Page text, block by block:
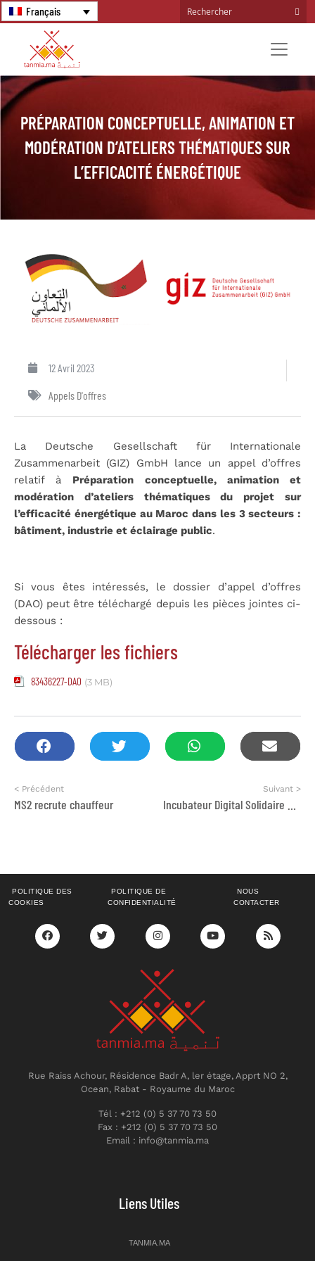
Français
PRÉPARATION CONCEPTUELLE, ANIMATION ET
MODÉRATION D’ATELIERS THÉMATIQUES SUR
L’EFFICACITÉ ÉNERGÉTIQUE
12 Avril 2023
Appels D'offres
La Deutsche Gesellschaft für Internationale
Zusammenarbeit (GIZ) GmbH lance un appel d’offres
relatif à Préparation conceptuelle, animation et
modération d’ateliers thématiques du projet sur
l’efficacité énergétique au Maroc dans les 3 secteurs :
bâtiment, industrie et éclairage public.
Si vous êtes intéressés, le dossier d’appel d’offres
(DAO) peut être téléchargé depuis les pièces jointes ci-
dessous :
Télécharger les fichiers
83436227-DAO (3 MB)
< Précédent
MS2 recrute chauffeur
Suivant >
POLITIQUE DES
COOKIES
POLITIQUE DE
CONFIDENTIALITÉ
NOUS
CONTACTER
Rue Raiss Achour, Résidence Badr A, ler étage, Apprt NO 2,
Ocean, Rabat - Royaume du Maroc
Tél : +212 (0) 5 37 70 73 50
Fax : +212 (0) 5 37 70 73 50
Email : info@tanmia.ma
Liens Utiles
TANMIA.MA